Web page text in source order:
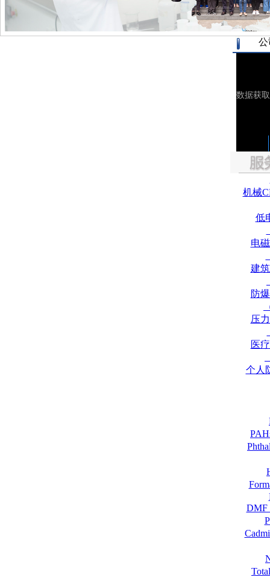
公
机械
低
电
建
防
压
医
个人
DMF